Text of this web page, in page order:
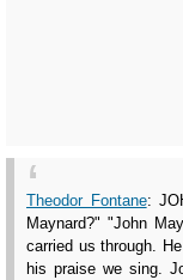
Theodor Fontane:
Maynard?" "John
carried us through.
his praise we sing.